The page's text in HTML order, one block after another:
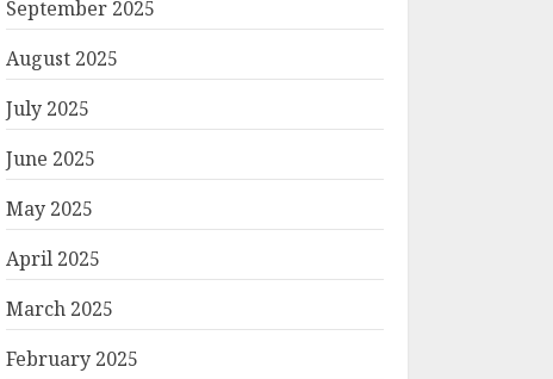
September 2025
August 2025
July 2025
June 2025
May 2025
April 2025
March 2025
February 2025